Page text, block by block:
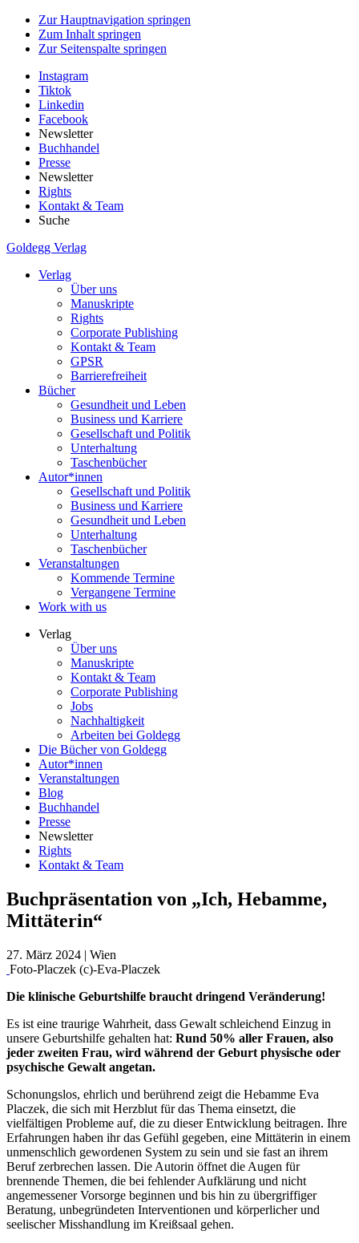
Zur Hauptnavigation springen
Zum Inhalt springen
Zur Seitenspalte springen
Instagram
Tiktok
Linkedin
Facebook
Newsletter
Buchhandel
Presse
Newsletter
Rights
Kontakt & Team
Suche
Goldegg Verlag
Verlag
Über uns
Manuskripte
Rights
Corporate Publishing
Kontakt & Team
GPSR
Barrierefreiheit
Bücher
Gesundheit und Leben
Business und Karriere
Gesellschaft und Politik
Unterhaltung
Taschenbücher
Autor*innen
Gesellschaft und Politik
Business und Karriere
Gesundheit und Leben
Unterhaltung
Taschenbücher
Veranstaltungen
Kommende Termine
Vergangene Termine
Work with us
Verlag
Über uns
Manuskripte
Kontakt & Team
Corporate Publishing
Jobs
Nachhaltigkeit
Arbeiten bei Goldegg
Die Bücher von Goldegg
Autor*innen
Veranstaltungen
Blog
Buchhandel
Presse
Newsletter
Rights
Kontakt & Team
Buchpräsentation von „Ich, Hebamme,
Mittäterin“
27. März 2024 | Wien
Foto-Placzek (c)-Eva-Placzek
Die klinische Geburtshilfe braucht dringend Veränderung!
Es ist eine traurige Wahrheit, dass Gewalt schleichend Einzug in
unsere Geburtshilfe gehalten hat: Rund 50% aller Frauen, also
jeder zweiten Frau, wird während der Geburt physische oder
psychische Gewalt angetan.
Schonungslos, ehrlich und berührend zeigt die Hebamme Eva
Placzek, die sich mit Herzblut für das Thema einsetzt, die
vielfältigen Probleme auf, die zu dieser Entwicklung beitragen. Ihre
Erfahrungen haben ihr das Gefühl gegeben, eine Mittäterin in einem
unmenschlich gewordenen System zu sein und sie fast an ihrem
Beruf zerbrechen lassen. Die Autorin öffnet die Augen für
brennende Themen, die bei fehlender Aufklärung und nicht
angemessener Vorsorge beginnen und bis hin zu übergriffiger
Beratung, unbegründeten Interventionen und körperlicher und
seelischer Misshandlung im Kreißsaal gehen.